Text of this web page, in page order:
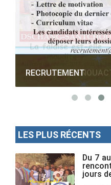
RECRUTEMENT
LES PLUS RÉCENTS
Du 7
jours